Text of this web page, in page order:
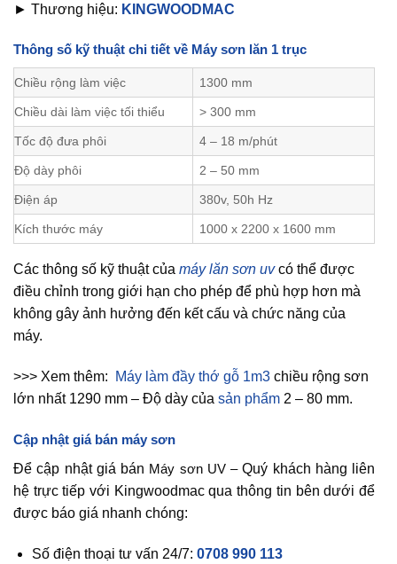
► Thương hiệu: KINGWOODMAC
Thông số kỹ thuật chi tiết về Máy sơn lăn 1 trục
Chiều rộng làm việc 1300 mm
Chiều dài làm việc tối thiểu > 300 mm
Tốc độ đưa phôi 4 – 18 m/phút
Độ dày phôi 2 – 50 mm
Điện áp 380v, 50h Hz
Kích thước máy 1000 x 2200 x 1600 mm
Các thông số kỹ thuật của máy lăn sơn uv có thể được
điều chỉnh trong giới hạn cho phép để phù hợp hơn mà
không gây ảnh hưởng đến kết cấu và chức năng của
máy.
>>> Xem thêm: Máy làm đầy thớ gỗ 1m3 chiều rộng sơn
lớn nhất 1290 mm – Độ dày của sản phẩm 2 – 80 mm.
Cập nhật giá bán máy sơn
Để cập nhật giá bán Máy sơn UV –Quý khách hàng liên
hệ trực tiếp với Kingwoodmac qua thông tin bên dưới để
được báo giá nhanh chóng:
Số điện thoại tư vấn 24/7: 0708 990 113